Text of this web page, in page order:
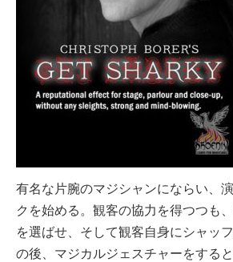
有名な片腕のマジシャンにならい、
クを始める。観客の協力を得つつも
を選ばせ、そして観客自身にシャッ
の後、マジカルジェスチャーをする